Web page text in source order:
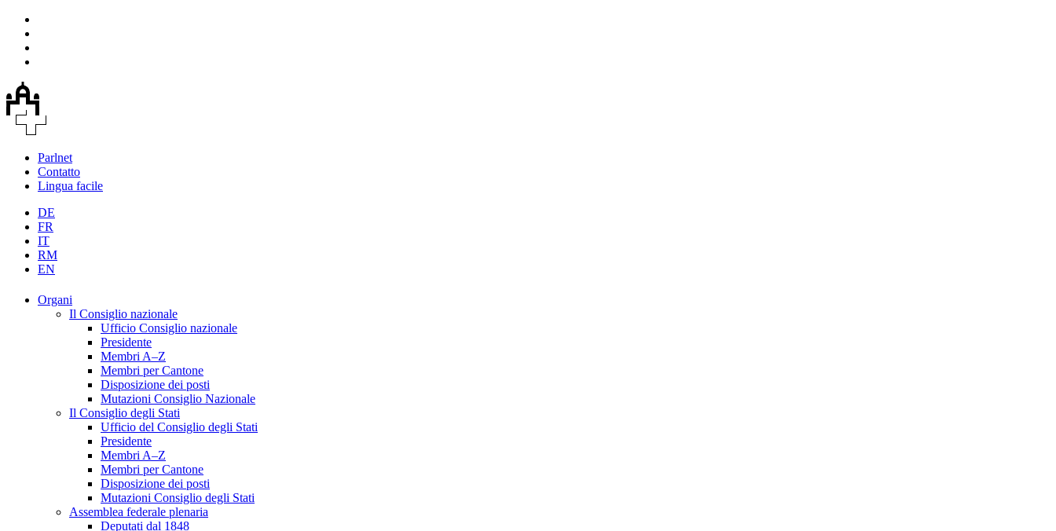
Parlnet
Contatto
Lingua facile
DE
FR
IT
RM
EN
Organi
Il Consiglio nazionale
Ufficio Consiglio nazionale
Presidente
Membri A–Z
Membri per Cantone
Disposizione dei posti
Mutazioni Consiglio Nazionale
Il Consiglio degli Stati
Ufficio del Consiglio degli Stati
Presidente
Membri A–Z
Membri per Cantone
Disposizione dei posti
Mutazioni Consiglio degli Stati
Assemblea federale plenaria
Deputati dal 1848